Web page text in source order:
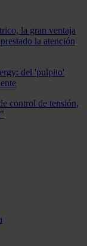
la gran ventaja
la atención
del 'pulpito'
control de tensión,